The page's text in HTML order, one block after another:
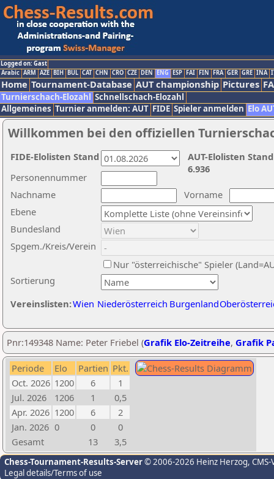
Logged on: Gast
Arabic ARM AZE BIH BUL CAT CHN CRO CZE DEN ENG ESP FAI FIN FRA GER GRE INA
Home Tournament-Database AUT championship Pictures
Turnierschach-Elozahl Schnellschach-Elozahl
Allgemeines Turnier anmelden: AUT FIDE Spieler anmelden Elo
Willkommen bei den offiziellen
Nachname
Vorname
Ebene
Sortierung
Personennummer
Bundesland
Spgem./Kreis/Verein
Nur "österreichische" Spieler
Vereinslisten:Wien Niederösterreich Burgenland
AUT-Elolisten
6.936
FIDE-Elolisten Stand
Pnr:149348 Name: Peter Friebel (Grafik Elo-Zeitreihe, Grafik
Periode Elo Partien Pkt.
Oct. 2026 1200 6
1
Jul. 2026
1206 1
0,5
Apr. 2026 1200 6
2
Jan. 2026 0 0
0
Gesamt
13 3,5
Chess-Tournament-Results-Server© 2006-2026 Heinz Herzog,
Legal details/Terms of use